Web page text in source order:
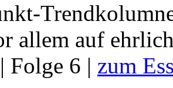
allem auf
Folge 6 | zum